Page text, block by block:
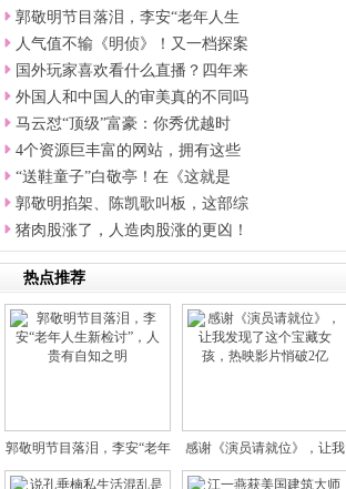
郭敬明节目落泪，李安“老年人生
人气值不输《明侦》！又一档探案
国外玩家喜欢看什么直播？四年来
外国人和中国人的审美真的不同吗
马云怼“顶级”富豪：你秀优越时
4个资源巨丰富的网站，拥有这些
“送鞋童子”白敬亭！在《这就是
郭敬明掐架、陈凯歌叫板，这部综
猪肉股涨了，人造肉股涨的更凶！
热点推荐
郭敬明节目落泪，李安“老年
人生
感谢《演员请就位》，让我
发现了